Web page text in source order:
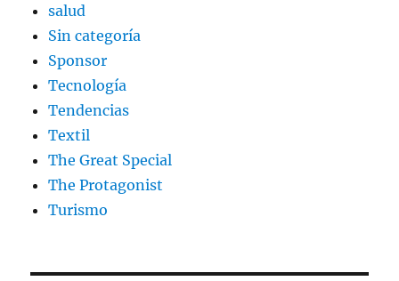
salud
Sin categoría
Sponsor
Tecnología
Tendencias
Textil
The Great Special
The Protagonist
Turismo